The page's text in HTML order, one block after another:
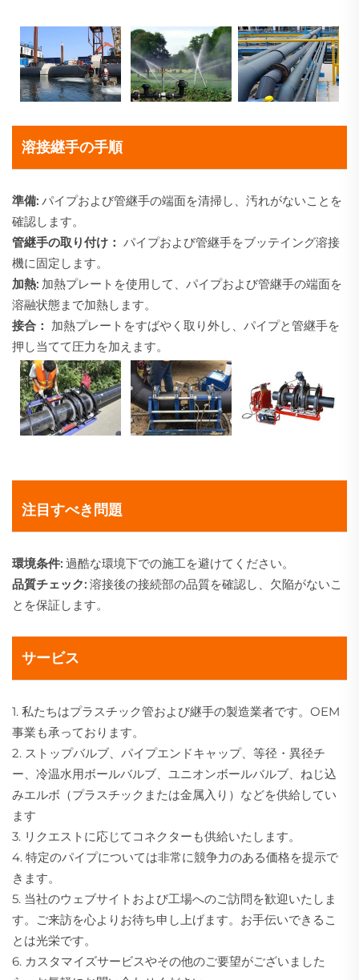
溶接継手の手順
準備: パイプおよび管継手の端面を清掃し、汚れがないことを
確認します。
管継手の取り付け： パイプおよび管継手をブッテイング溶接
機に固定します。
加熱: 加熱プレートを使用して、パイプおよび管継手の端面を
溶融状態まで加熱します。
接合： 加熱プレートをすばやく取り外し、パイプと管継手を
押し当てて圧力を加えます。
注目すべき問題
環境条件: 過酷な環境下での施工を避けてください。
品質チェック: 溶接後の接続部の品質を確認し、欠陥がないこ
とを保証します。
サービス
1. 私たちはプラスチック管および継手の製造業者です。OEM
事業も承っております。
2. ストップバルブ、パイプエンドキャップ、等径・異径チ
ー、冷温水用ボールバルブ、ユニオンボールバルブ、ねじ込
みエルボ（プラスチックまたは金属入り）などを供給してい
ます
3. リクエストに応じてコネクターも供給いたします。
4. 特定のパイプについては非常に競争力のある価格を提示で
きます。
5. 当社のウェブサイトおよび工場へのご訪問を歓迎いたしま
す。ご来訪を心よりお待ち申し上げます。お手伝いできるこ
とは光栄です。
6. カスタマイズサービスやその他のご要望がございました